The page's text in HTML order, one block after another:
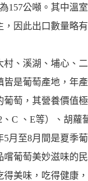
157公噸。其中溫
因此出口數量略有
、溪湖、埔心、
是葡萄產地，年
萄，其營養價值
C 、E等）、胡蘿
月至8月間是夏季
葡萄美妙滋味的
美味，吃得健康